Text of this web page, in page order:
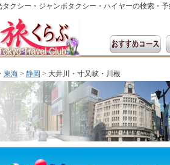
クシー・ジャンボタクシー・ハイヤーの検索・予
東海> 静岡 > 大井川・寸又峡・川根